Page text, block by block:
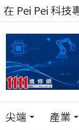
Pei Pei 科
尖端 產業